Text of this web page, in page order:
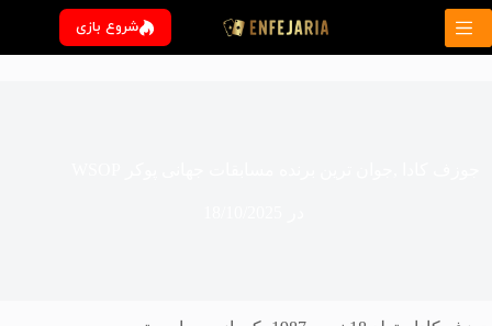
پرش
محتوا
شروع بازی